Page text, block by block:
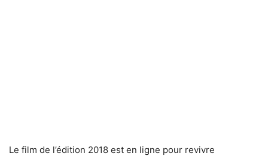
Le film de l’édition 2018 est en ligne pour revivre